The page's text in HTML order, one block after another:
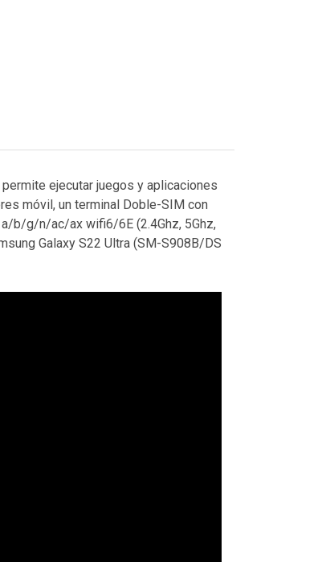
ejecutar juegos y aplicaciones
móvil, un terminal Doble-SIM con
b/g/n/ac/ax wifi6/6E (2.4Ghz, 5Ghz,
Galaxy S22 Ultra (SM-S908B/DS